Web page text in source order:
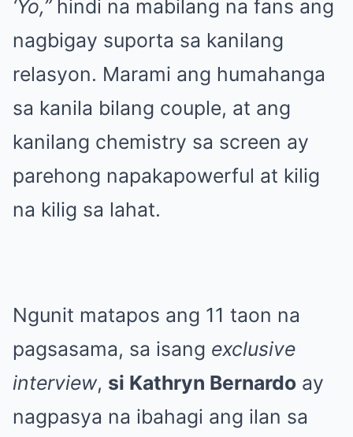
‘Yo,”hindi na mabilang na fans ang
nagbigay suporta sa kanilang
relasyon. Marami ang humahanga
sa kanila bilang couple, at ang
kanilang chemistry sa screen ay
parehong napakapowerful at kilig
na kilig sa lahat.
Ngunit matapos ang 11 taon na
pagsasama, sa isang exclusive
interview, si Kathryn Bernardo ay
nagpasya na ibahagi ang ilan sa